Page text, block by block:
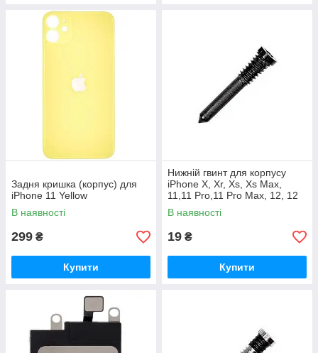
Задня кришка (корпус) для
iPhone 11 Yellow
В наявності
299 ₴
Купити
Нижній гвинт для корпусу
iPhone X, Xr, Xs, Xs Max,
11,11 Pro,11 Pro Max, 12, 12
mini, 12 Pro Max чорний
В наявності
19 ₴
Купити